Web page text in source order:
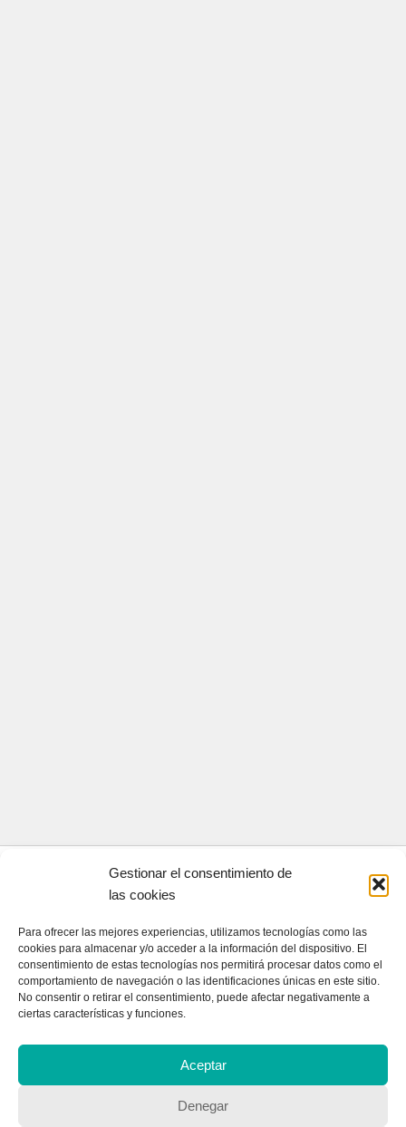
Gestionar el consentimiento de
las cookies
Para ofrecer las mejores experiencias, utilizamos tecnologías como las
cookies para almacenar y/o acceder a la información del dispositivo. El
consentimiento de estas tecnologías nos permitirá procesar datos como el
comportamiento de navegación o las identificaciones únicas en este sitio.
No consentir o retirar el consentimiento, puede afectar negativamente a
ciertas características y funciones.
Aceptar
Denegar
CONTACTA CON NOSOTROS
Contacto
QUIENES SOMOS